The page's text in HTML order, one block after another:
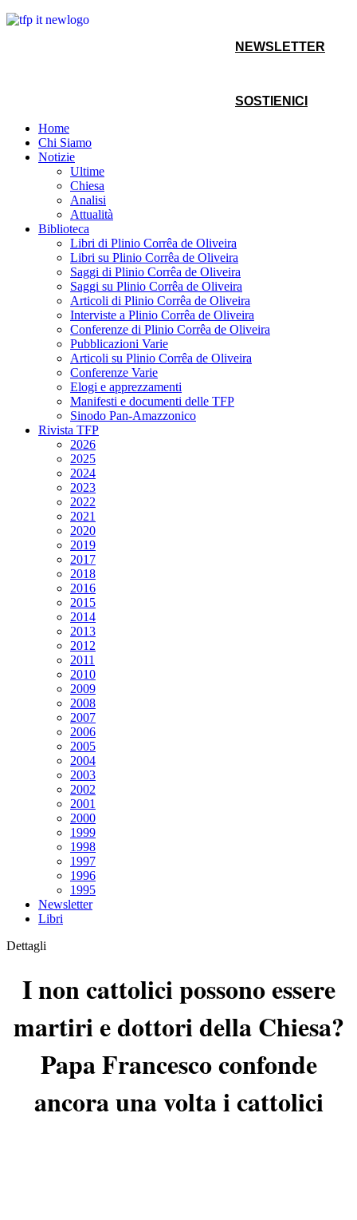
NEWSLETTER
SOSTIENICI
Home
Chi Siamo
Notizie
Ultime
Chiesa
Analisi
Attualità
Biblioteca
Libri di Plinio Corrêa de Oliveira
Libri su Plinio Corrêa de Oliveira
Saggi di Plinio Corrêa de Oliveira
Saggi su Plinio Corrêa de Oliveira
Articoli di Plinio Corrêa de Oliveira
Interviste a Plinio Corrêa de Oliveira
Conferenze di Plinio Corrêa de Oliveira
Pubblicazioni Varie
Articoli su Plinio Corrêa de Oliveira
Conferenze Varie
Elogi e apprezzamenti
Manifesti e documenti delle TFP
Sinodo Pan-Amazzonico
Rivista TFP
2026
2025
2024
2023
2022
2021
2020
2019
2017
2018
2016
2015
2014
2013
2012
2011
2010
2009
2008
2007
2006
2005
2004
2003
2002
2001
2000
1999
1998
1997
1996
1995
Newsletter
Libri
Dettagli
I non cattolici possono essere
martiri e dottori della Chiesa?
Papa Francesco confonde
ancora una volta i cattolici